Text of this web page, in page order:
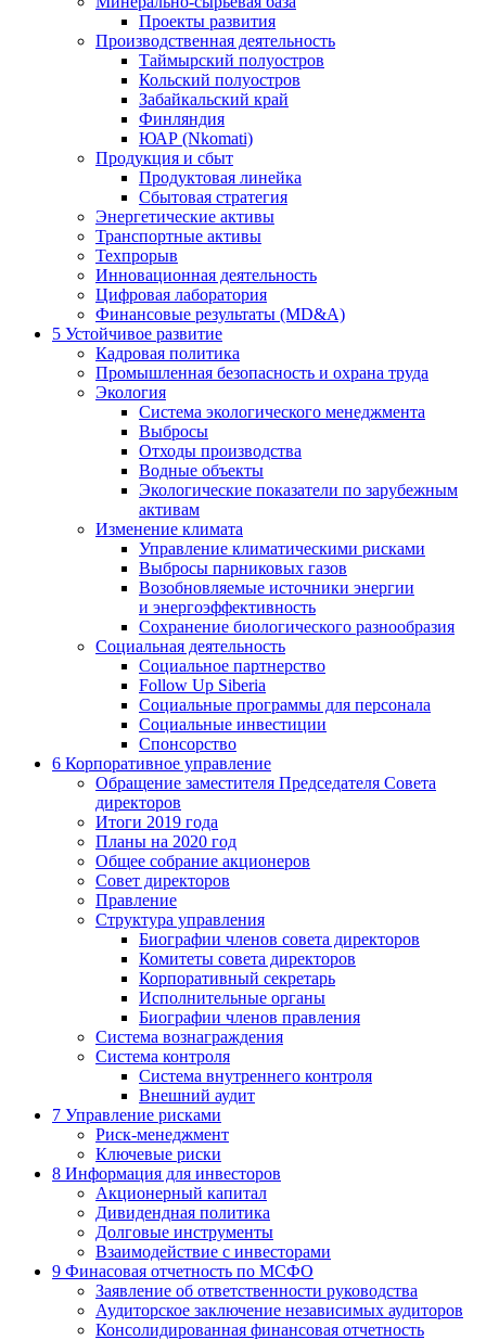
Проекты развития
Производственная деятельность
Таймырский полуостров
Кольский полуостров
Забайкальский край
Финляндия
ЮАР (Nkomati)
Продукция и сбыт
Продуктовая линейка
Сбытовая стратегия
Энергетические активы
Транспортные активы
Техпрорыв
Инновационная деятельность
Цифровая лаборатория
Финансовые результаты (MD&A)
5 Устойчивое развитие
Кадровая политика
Промышленная безопасность и охрана труда
Экология
Система экологического менеджмента
Выбросы
Отходы производства
Водные объекты
Экологические показатели по зарубежным
активам
Изменение климата
Управление климатическими рисками
Выбросы парниковых газов
Возобновляемые источники энергии
и энергоэффективность
Сохранение биологического разнообразия
Социальная деятельность
Социальное партнерство
Follow Up Siberia
Социальные программы для персонала
Социальные инвестиции
Спонсорство
6 Корпоративное управление
Обращение заместителя Председателя Совета
директоров
Итоги 2019 года
Планы на 2020 год
Общее собрание акционеров
Совет директоров
Правление
Структура управления
Биографии членов совета директоров
Комитеты совета директоров
Корпоративный секретарь
Исполнительные органы
Биографии членов правления
Система вознаграждения
Система контроля
Система внутреннего контроля
Внешний аудит
7 Управление рисками
Риск-менеджмент
Ключевые риски
8 Информация для инвесторов
Акционерный капитал
Дивидендная политика
Долговые инструменты
Взаимодействие с инвеcторами
9 Финасовая отчетность по МСФО
Заявление об ответственности руководства
Аудиторское заключение независимых аудиторов
Консолидированная финансовая отчетность